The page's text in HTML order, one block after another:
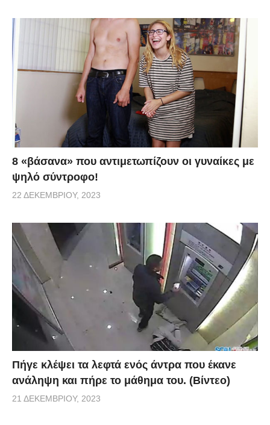
8 «βάσανα» που αντιμετωπίζουν οι γυναίκες με
ψηλό σύντροφο!
22 ΔΕΚΕΜΒΡΊΟΥ, 2023
Πήγε κλέψει τα λεφτά ενός άντρα που έκανε
ανάληψη και πήρε το μάθημα του. (Βίντεο)
21 ΔΕΚΕΜΒΡΊΟΥ, 2023